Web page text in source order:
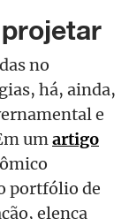
no
há, ainda,
e
umartigo
portfólio de
elenca